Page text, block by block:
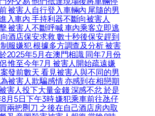
被害人自行登入車輛內 尾隨的男
入車內 手持利器不斷向被害人
被害人不斷呼喊 車內乘客立即逃
酒店保安求救 數十秒後保安趕到
服嫌犯 根據多方調查及分析 被害
2025年5月在澳門相識 同年7月份
惟至今年7月 被害人開始疏遠嫌
發前數天 看見被害人與不同的男
被害人欺騙感情 亦感到在相戀期
害人投下大量金錢 深感不忿 於是
月5日下午3時 嫌犯乘車前往氹仔
兩把𠝹刀 之後在自己酒店房內取